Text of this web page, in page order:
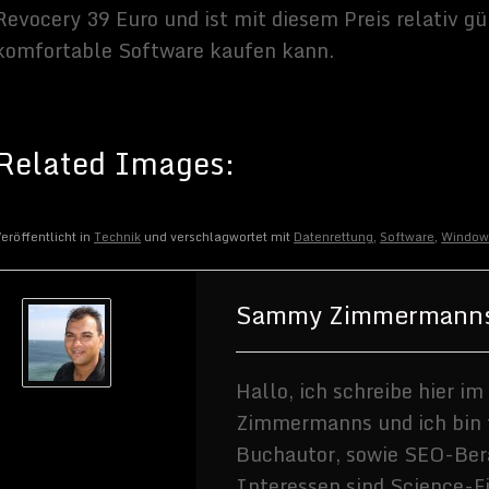
inTechnik und verschlagwortet mit Datenrettung, Software,